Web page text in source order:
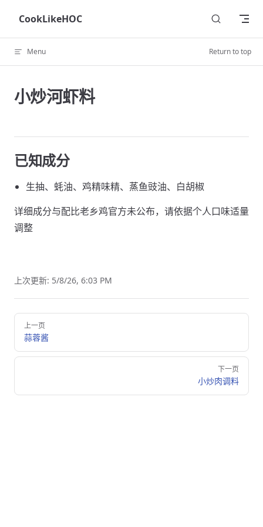
Skip to content
CookLikeHOC
Menu Return to top
小炒河虾料
已知成分
生抽、蚝油、鸡精味精、蒸鱼豉油、白胡椒
详细成分与配比老乡鸡官方未公布，请依据个人口味适量
调整
上次更新: 5/8/26, 6:03 PM
Pager
上一页
蒜蓉酱
下一页
小炒肉调料